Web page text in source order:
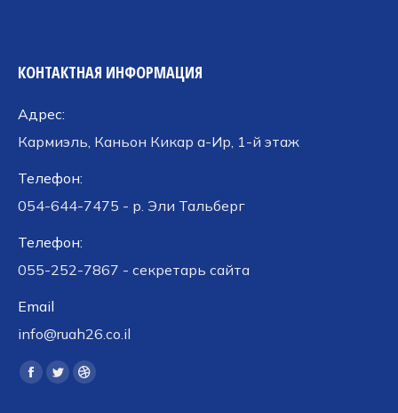
КОНТАКТНАЯ ИНФОРМАЦИЯ
Адрес:
Кармиэль, Каньон Кикар а-Ир, 1-й этаж
Телефон:
054-644-7475 - р. Эли Тальберг
Телефон:
055-252-7867 - секретарь сайта
Email
info@ruah26.co.il
Ищите нас:
Страница
Страница
Страница